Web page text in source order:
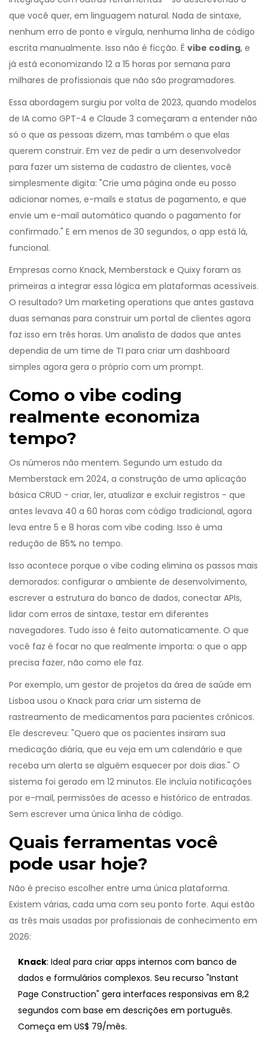
que você quer, em linguagem natural. Nada de sintaxe,
nenhum erro de ponto e vírgula, nenhuma linha de código
escrita manualmente. Isso não é ficção. É vibe coding, e
já está economizando 12 a 15 horas por semana para
milhares de profissionais que não são programadores.
Essa abordagem surgiu por volta de 2023, quando modelos
de IA como GPT-4 e Claude 3 começaram a entender não
só o que as pessoas dizem, mas também o que elas
querem construir. Em vez de pedir a um desenvolvedor
para fazer um sistema de cadastro de clientes, você
simplesmente digita: "Crie uma página onde eu posso
adicionar nomes, e-mails e status de pagamento, e que
envie um e-mail automático quando o pagamento for
confirmado." E em menos de 30 segundos, o app está lá,
funcional.
Empresas como Knack, Memberstack e Quixy foram as
primeiras a integrar essa lógica em plataformas acessíveis.
O resultado? Um marketing operations que antes gastava
duas semanas para construir um portal de clientes agora
faz isso em três horas. Um analista de dados que antes
dependia de um time de TI para criar um dashboard
simples agora gera o próprio com um prompt.
Como o vibe coding
realmente economiza
tempo?
Os números não mentem. Segundo um estudo da
Memberstack em 2024, a construção de uma aplicação
básica CRUD - criar, ler, atualizar e excluir registros - que
antes levava 40 a 60 horas com código tradicional, agora
leva entre 5 e 8 horas com vibe coding. Isso é uma
redução de 85% no tempo.
Isso acontece porque o vibe coding elimina os passos mais
demorados: configurar o ambiente de desenvolvimento,
escrever a estrutura do banco de dados, conectar APIs,
lidar com erros de sintaxe, testar em diferentes
navegadores. Tudo isso é feito automaticamente. O que
você faz é focar no que realmente importa: o que o app
precisa fazer, não como ele faz.
Por exemplo, um gestor de projetos da área de saúde em
Lisboa usou o Knack para criar um sistema de
rastreamento de medicamentos para pacientes crônicos.
Ele descreveu: "Quero que os pacientes insiram sua
medicação diária, que eu veja em um calendário e que
receba um alerta se alguém esquecer por dois dias." O
sistema foi gerado em 12 minutos. Ele incluía notificações
por e-mail, permissões de acesso e histórico de entradas.
Sem escrever uma única linha de código.
Quais ferramentas você
pode usar hoje?
Não é preciso escolher entre uma única plataforma.
Existem várias, cada uma com seu ponto forte. Aqui estão
as três mais usadas por profissionais de conhecimento em
2026:
Knack: Ideal para criar apps internos com banco de
dados e formulários complexos. Seu recurso "Instant
Page Construction" gera interfaces responsivas em 8,2
segundos com base em descrições em português.
Começa em US$ 79/mês.